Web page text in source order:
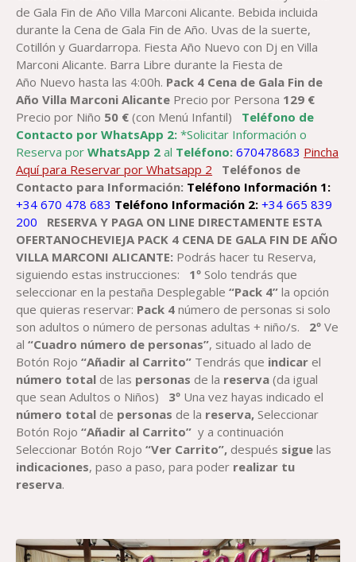
de Gala Fin de Año Villa Marconi Alicante. Bebida incluida
durante la Cena de Gala Fin de Año. Uvas de la suerte,
Cotillón y Guardarropa. Fiesta Año Nuevo con Dj en Villa
Marconi Alicante. Barra Libre durante la Fiesta de
Año Nuevo hasta las 4:00h. Pack 4 Cena de Gala Fin de
AñoVilla Marconi Alicante Precio por Persona 129 €
Precio por Niño 50 € (con Menú Infantil) Teléfono de
Contacto por WhatsApp 2: *Solicitar Información o
Reserva porWhatsApp 2 al Teléfono:670478683 Pincha
Aquí para Reservar por Whatsapp 2
Teléfonos de
Contacto para Información: Teléfono Información 1:
+34 670 478 683 Teléfono Información 2: +34 665 839
200
RESERVA Y PAGA ON LINE DIRECTAMENTE ESTA
OFERTANOCHEVIEJA PACK 4 CENA DE GALA FIN DE AÑO
VILLA MARCONI ALICANTE: Podrás hacer tu Reserva,
siguiendo estas instrucciones:
1ºSolo tendrás que
seleccionar en la pestaña Desplegable“Pack 4”la opción
que quieras reservar: Pack 4 número de personas si solo
son adultos o número de personas adultas + niño/s.
2º Ve
al“Cuadro número de personas”, situado al lado de
Botón Rojo“Añadir al Carrito” Tendrás que indicar el
número total de las personas de la reserva (da igual
que sean Adultos o Niños)
3º Una vez hayas indicado el
número total de personas de la reserva, Seleccionar
Botón Rojo“Añadir al Carrito” y a continuación
Seleccionar Botón Rojo“Ver Carrito”, después sigue las
indicaciones, paso a paso, para poder realizar tu
reserva.